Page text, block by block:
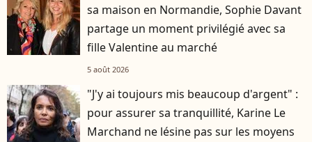
sa maison en Normandie, Sophie Davant
partage un moment privilégié avec sa
fille Valentine au marché
5 août 2026
"J'y ai toujours mis beaucoup d'argent" :
pour assurer sa tranquillité, Karine Le
Marchand ne lésine pas sur les moyens